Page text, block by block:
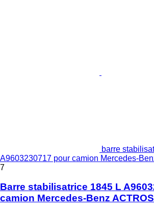
barre
A9603230717 pour camion Mercedes-
7
Barre stabilisatrice 1845 L
camion Mercedes-Benz